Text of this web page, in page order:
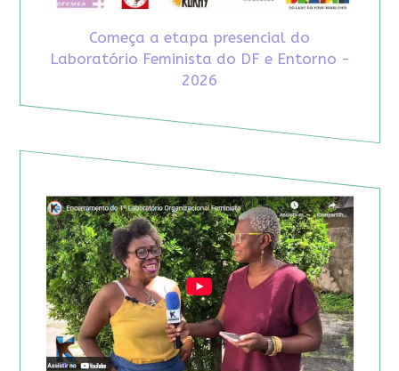
Começa a etapa presencial do
Laboratório Feminista do DF e Entorno -
2026